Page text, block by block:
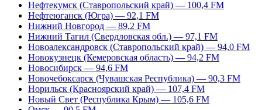
Нефтекумск (Ставропольский край) — 100,4 FM
Нефтеюганск (Югра) — 92,1 FM
Нижний Новгород — 89,2 FM
Нижний Тагил (Свердловская обл.) — 97,1 FM
Новоалександровск (Ставропольский край) — 94,0 FM
Новокузнецк (Кемеровская область) — 94,2 FM
Новосибирск — 94,6 FM
Новочебоксарск (Чувашская Республика) — 90,3 FM
Норильск (Красноярский край) — 107,4 FM
Новый Свет (Республика Крым) — 105,6 FM